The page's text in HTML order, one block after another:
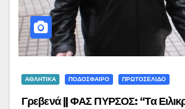
ΑΘΛΗΤΙΚΑ ΠΟΔΟΣΦΑΙΡΟ ΠΡΩΤΟΣΕΛΙΔΟ
Γρεβενά || ΦΑΣ ΠΥΡΣΟΣ: “Τα